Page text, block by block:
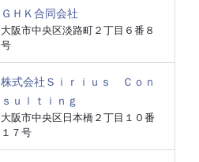
ＧＨＫ合同会社
大阪市中央区淡路町２丁目６番８
号
株式会社Ｓｉｒｉｕｓ Ｃｏｎ
ｓｕｌｔｉｎｇ
大阪市中央区日本橋２丁目１０番
１７号